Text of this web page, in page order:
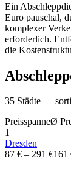
Ein
Euro pauschal,
komplexer
erforderlich.
die
35 Städte —
PreisspanneØ
1
Dresden
87 € – 291 €161